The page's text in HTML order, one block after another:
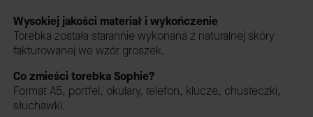
Wysokiej jakości materiał i wykończenie
Torebka została starannie wykonana z naturalnej skóry
fakturowanej we wzór groszek.
Co zmieści torebka Sophie?
Format A5, portfel, okulary, telefon, klucze, chusteczki,
słuchawki.